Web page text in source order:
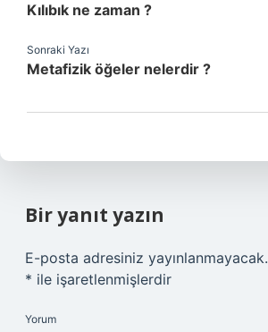
Kılıbık ne zaman ?
Sonraki Yazı
Metafizik öğeler nelerdir ?
Bir yanıt yazın
E-posta adresiniz yayınlanmayacak.
* ile işaretlenmişlerdir
Yorum